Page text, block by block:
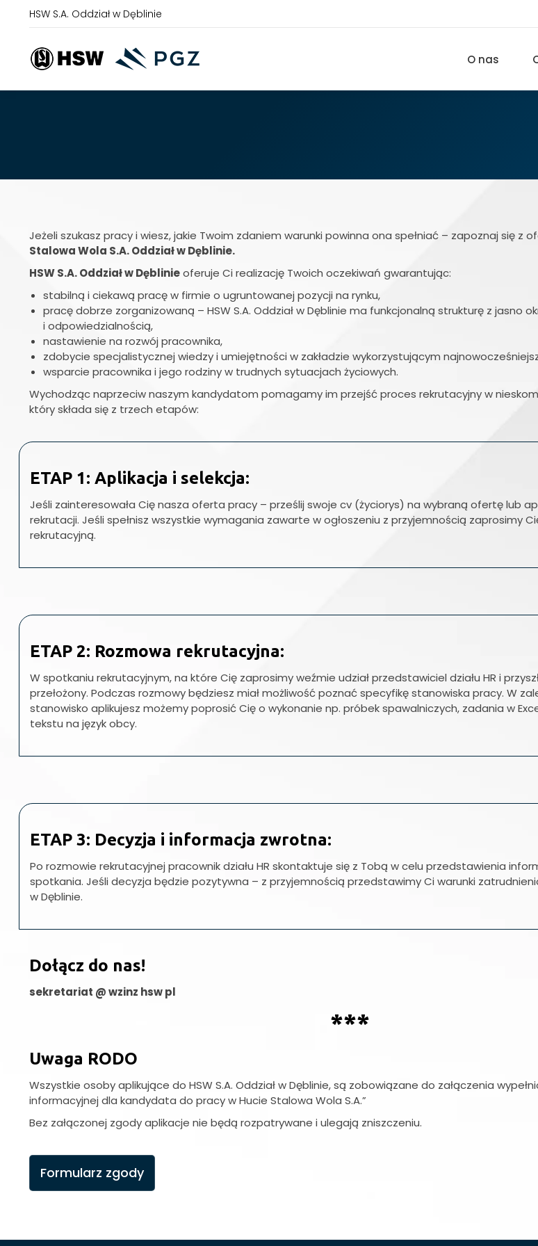
HSW S.A. Oddział w Dęblinie
O nas
Jeżeli szukasz pracy i wiesz, jakie Twoim zdaniem warunki powinna ona spełniać – zapoznaj się z
Stalowa Wola S.A. Oddział w Dęblinie.
HSW S.A. Oddział w Dęblinieoferuje Ci realizację Twoich oczekiwań gwarantując:
stabilną i ciekawą pracę w firmie o ugruntowanej pozycji na rynku,
pracę dobrze zorganizowaną – HSW S.A. Oddział w Dęblinie ma funkcjonalną strukturę z jasno
i odpowiedzialnością,
nastawienie na rozwój pracownika,
zdobycie specjalistycznej wiedzy i umiejętności w zakładzie wykorzystującym
wsparcie pracownika i jego rodziny w trudnych sytuacjach życiowych.
Wychodząc naprzeciw naszym kandydatom pomagamy im przejść proces rekrutacyjny w
który składa się z trzech etapów:
ETAP 1: Aplikacja i selekcja:
Jeśli zainteresowała Cię nasza oferta pracy – prześlij swoje cv (życiorys) na wybraną ofertę lub
rekrutacji. Jeśli spełnisz wszystkie wymagania zawarte w ogłoszeniu z przyjemnością zaprosimy
rekrutacyjną.
ETAP 2: Rozmowa rekrutacyjna:
W spotkaniu rekrutacyjnym, na które Cię zaprosimy weźmie udział przedstawiciel działu HR i
przełożony. Podczas rozmowy będziesz miał możliwość poznać specyfikę stanowiska pracy. W
stanowisko aplikujesz możemy poprosić Cię o wykonanie np. próbek spawalniczych, zadania w
tekstu na język obcy.
ETAP 3: Decyzja i informacja zwrotna:
Po rozmowie rekrutacyjnej pracownik działu HR skontaktuje się z Tobą w celu przedstawienia
spotkania. Jeśli decyzja będzie pozytywna – z przyjemnością przedstawimy Ci warunki zatrudnienia
w Dęblinie.
Dołącz do nas!
sekretariat @ wzinz hsw pl
***
Uwaga RODO
Wszystkie osoby aplikujące do HSW S.A. Oddział w Dęblinie, są zobowiązane do załączenia
informacyjnej dla kandydata do pracy w Hucie Stalowa Wola S.A.”
Bez załączonej zgody aplikacje nie będą rozpatrywane i ulegają zniszczeniu.
Formularz zgody